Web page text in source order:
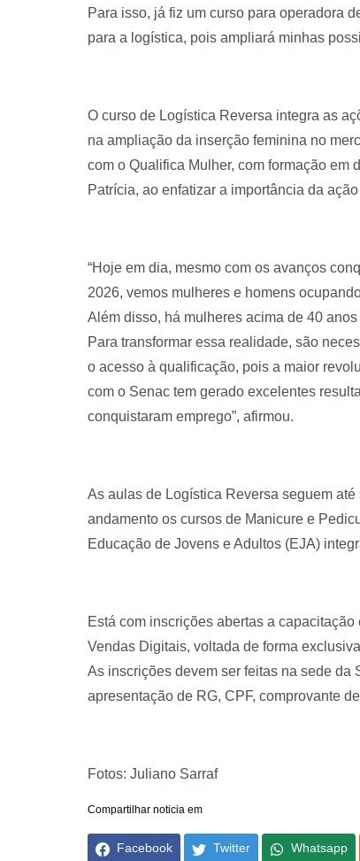
Para isso, já fiz um curso para operadora
para a logística, pois ampliará minhas
O curso de Logística Reversa integra as
na ampliação da inserção feminina no
com o Qualifica Mulher, com formação em
Patrícia, ao enfatizar a importância da
“Hoje em dia, mesmo com os avanços
2026, vemos mulheres e homens
Além disso, há mulheres acima de 40
Para transformar essa realidade, são
o acesso à qualificação, pois a maior
com o Senac tem gerado excelentes
conquistaram emprego”, afirmou.
As aulas de Logística Reversa seguem
andamento os cursos de Manicure e
Educação de Jovens e Adultos (EJA)
Está com inscrições abertas a
Vendas Digitais, voltada de forma
As inscrições devem ser feitas na sede da
apresentação de RG, CPF, comprovante
Fotos: Juliano Sarraf
Compartilhar noticia em
Facebook Twitter Whatsapp